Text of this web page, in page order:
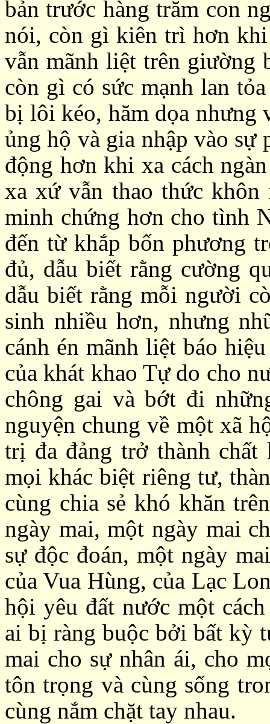
bản trước hàng trăm con
nói, còn gì kiên trì hơn khi
vẫn mãnh liệt trên giường
còn gì có sức mạnh lan
bị lôi kéo, hăm dọa nhưng
ủng hộ và gia nhập vào sự
động hơn khi xa cách
xa xứ vẫn thao thức
minh chứng hơn cho tình
đến từ khắp bốn phương
đủ, dẫu biết rằng cường
dẫu biết rằng mỗi người
sinh nhiều hơn, nhưng
cánh én mãnh liệt báo
của khát khao Tự do cho
chông gai và bớt đi
nguyện chung về một xã
trị đa đảng trở thành chất
mọi khác biệt riêng tư,
cùng chia sẻ khó khăn
ngày mai, một ngày mai
sự độc đoán, một ngày
của Vua Hùng, của Lạc
hội yêu đất nước một
ai bị ràng buộc bởi bất kỳ
mai cho sự nhân ái, cho
tôn trọng và cùng sống
cùng nắm chặt tay nhau.